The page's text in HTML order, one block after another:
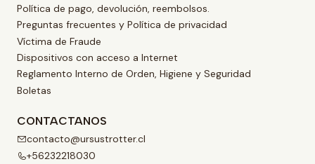
Política de pago, devolución, reembolsos.
Preguntas frecuentes y Política de privacidad
Víctima de Fraude
Dispositivos con acceso a Internet
Reglamento Interno de Orden, Higiene y Seguridad
Boletas
CONTACTANOS
contacto@ursustrotter.cl
+56232218030